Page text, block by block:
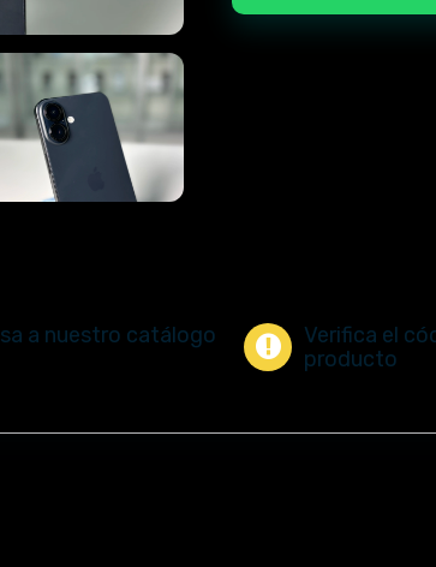
a nuestro catálogo
Verifica el
producto